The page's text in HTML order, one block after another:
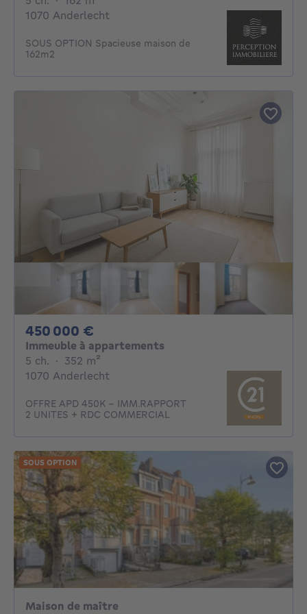
1070 Anderlecht
SOUS OPTION Spacieuse maison de
162m2
450 000 €
Immeuble à appartements
5 ch. 5 chambres
· 352 m²
1070 Anderlecht
OFFRE APD 450K – IMM.RAPPORT
2 UNITES + RDC COMMERCIAL
Maison de maître
SOUS OPTION